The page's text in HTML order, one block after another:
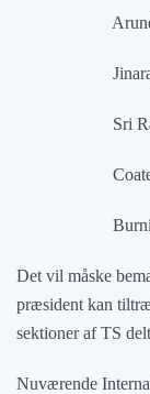
Sri
Det vil måske
præsident kan
sektioner af TS
Nuværende